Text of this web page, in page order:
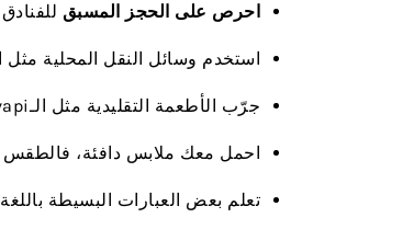
احرص على الحجز المسبق
استخدم وسائل النقل المحلية
جرّب الأطعمة التقليدية مثل الـĆevapi (كباب البوسنة) والـBurek (فطيرة محشوة).
احمل معك ملابس دافئة، فالطقس
تعلم بعض العبارات البسيطة